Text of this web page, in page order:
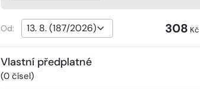
Od: 308 Kč
Vlastní předplatné
(0čísel)